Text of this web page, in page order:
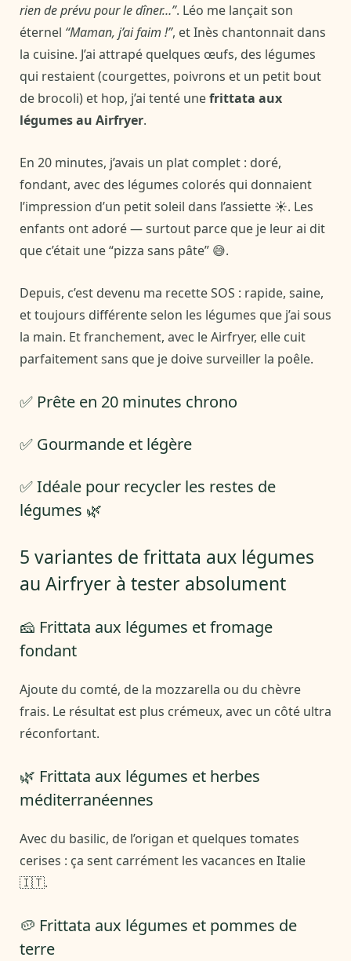
rien de prévu pour le dîner…”. Léo me lançait son
éternel “Maman, j’ai faim !”, et Inès chantonnait dans
la cuisine. J’ai attrapé quelques œufs, des légumes
qui restaient (courgettes, poivrons et un petit bout
de brocoli) et hop, j’ai tenté unefrittata aux
légumes au Airfryer.
En 20 minutes, j’avais un plat complet : doré,
fondant, avec des légumes colorés qui donnaient
l’impression d’un petit soleil dans l’assiette ☀️. Les
enfants ont adoré — surtout parce que je leur ai dit
que c’était une “pizza sans pâte” 😅.
Depuis, c’est devenu ma recette SOS : rapide, saine,
et toujours différente selon les légumes que j’ai sous
la main. Et franchement, avec le Airfryer, elle cuit
parfaitement sans que je doive surveiller la poêle.
✅ Prête en 20 minutes chrono
✅ Gourmande et légère
✅ Idéale pour recycler les restes de
légumes 🌿
5 variantes de frittata aux légumes
au Airfryer à tester absolument
🧀 Frittata aux légumes et fromage
fondant
Ajoute du comté, de la mozzarella ou du chèvre
frais. Le résultat est plus crémeux, avec un côté ultra
réconfortant.
🌿 Frittata aux légumes et herbes
méditerranéennes
Avec du basilic, de l’origan et quelques tomates
cerises : ça sent carrément les vacances en Italie
🇮🇹.
🥔 Frittata aux légumes et pommes de
terre